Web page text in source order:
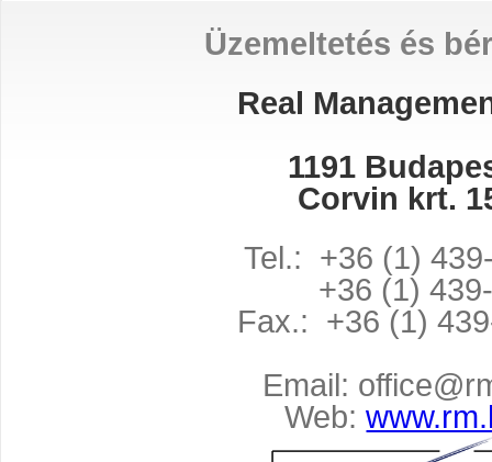
Üzemeltetés és
Real
1191
Corvin krt.
Tel.: +36 (1)
+36 (1)
Fax.: +36 (1)
Email:
Web: